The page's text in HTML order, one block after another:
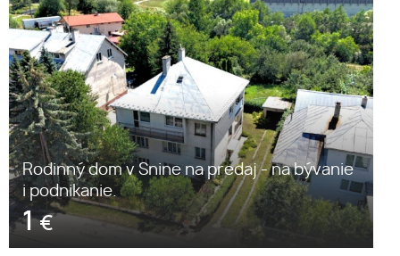
Rodinný dom v Snine na predaj - na bývanie
i podnikanie.
1€